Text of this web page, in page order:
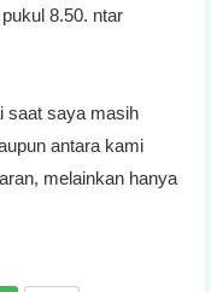
8.50. ntar
saat saya masih
antara kami
melainkan hanya